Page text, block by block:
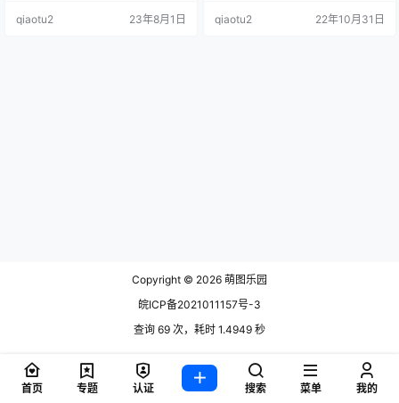
qiaotu2 23年8月1日 qiaotu2 22年10月31日
Copyright © 2026 萌图乐园
皖ICP备2021011157号-3
查询 69 次，耗时 1.4949 秒
首页 专题 认证 搜索 菜单 我的